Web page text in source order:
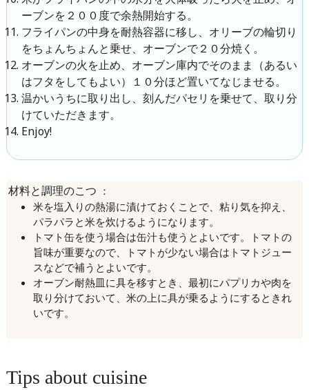
ーブンを２００度で余熱開始する。
フライパンの中身を耐熱容器に移し、オリーブの輪切り
をちょんちょんと乗せ、オーブンで２０分焼く。
オーブンの火を止め、オーブン庫内でそのまま（あるい
はフタをしてもよい）１０分ほど置いてなじませる。
温かいうちに取り出し、刻んだパセリを乗せて、取り分
けていただきます。
Enjoy!
材料と調理のこつ
：
米を塩入りの熱湯に漬けておくことで、粘り気を抑え、
パラパラと米を炊けるようになります。
トマト缶を使う場合は缶汁も使うとよいです。トマトの
旨味が重要なので、トマトが少ない場合はトマトジュー
スなどで補うとよいです。
オーブン耐熱皿に具を移すとき、最初にパプリカや肉を
取り分けておいて、米の上に具が乗るようにするときれ
いです。
Tips about cuisine